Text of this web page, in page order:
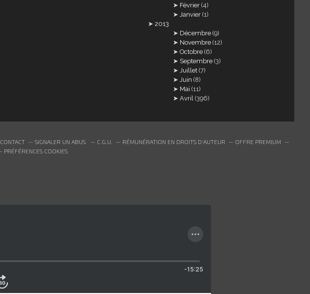
Février (4)
Janvier (1)
2013
Décembre (9)
Novembre (12)
Octobre (6)
Septembre (3)
Juillet (7)
Juin (8)
Mai (11)
Avril (396)
CONTACT SIGNALER UN ABUS C.G.U. RÉMUNÉRATION EN DROITS D'AUTEUR
OFFRE PREMIUM
PRÉFÉRENCES COOKIES
-15:25